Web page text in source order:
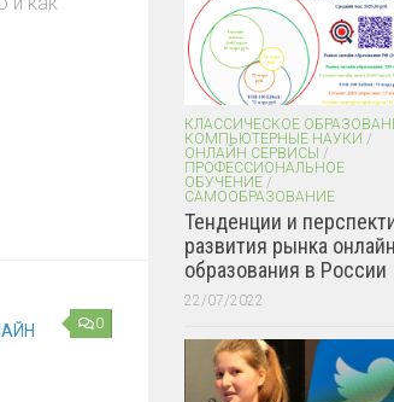
0
КЛАССИЧЕСКОЕ
КОМПЬЮТЕРНЫЕ НАУКИ /
ОНЛАЙН СЕРВИСЫ /
ПРОФЕССИОНАЛЬНОЕ
ОБУЧЕНИЕ /
САМООБРАЗОВАНИЕ
Тенденции и
развития рынка
образования в России
22/07/2022